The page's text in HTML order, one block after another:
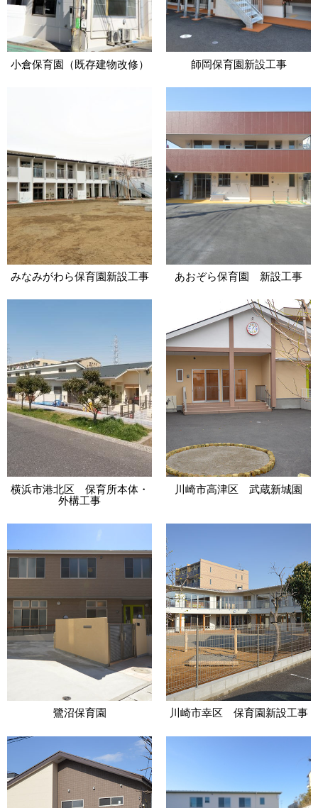
小倉保育園（既存建物改修） 師岡保育園新設工事
みなみがわら保育園新設工事 あおぞら保育園 新設工事
横浜市港北区 保育所本体・
外構工事
川崎市高津区 武蔵新城園
鷺沼保育園 川崎市幸区 保育園新設工事